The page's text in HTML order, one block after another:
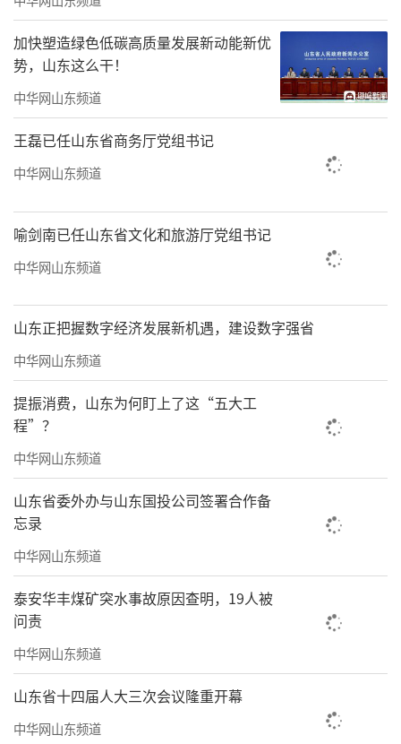
（文/王羿豪，来源：鲁眼瞰天下）
责任编辑：尹子怡
加快塑造绿色低碳高质量发展新动能新优
势，山东这么干！
中华网山东频道
王磊已任山东省商务厅党组书记
中华网山东频道
喻剑南已任山东省文化和旅游厅党组书记
中华网山东频道
山东正把握数字经济发展新机遇，建设数字强省
中华网山东频道
提振消费，山东为何盯上了这“五大工
程”？
中华网山东频道
山东省委外办与山东国投公司签署合作备
忘录
中华网山东频道
泰安华丰煤矿突水事故原因查明，19人被
问责
中华网山东频道
山东省十四届人大三次会议隆重开幕
中华网山东频道